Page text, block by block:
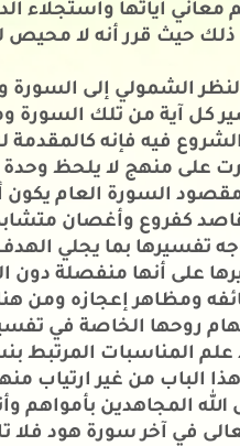
آياتها واستجلاء
ذلك حيث قرر أنه لا
الشمولي إلى
كل آية من تلك السورة
فيه فإنه
على منهج لا يلحظ وحدة
السورة العام يكون
كفروع وأغصان
تفسيرها بما يجلي
على أنها منفصلة
ومظاهر إعجازه ومن
روحها الخاصة في
علم المناسبات
الباب من غير ارتياب
المجاهدين بأمواهم
في آخر سورة هود فلا